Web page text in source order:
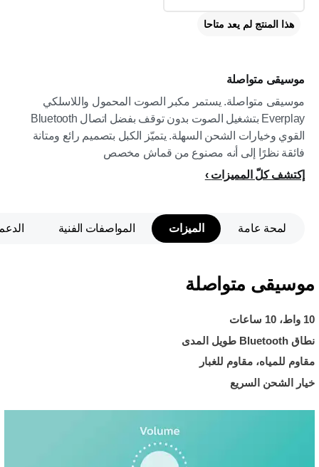
موسيقى متواصلة
موسيقى متواصلة. يستمر مكبر الصوت المحمول واللاسلكي
Everplay بتشغيل الصوت بدون توقف بفضل اتصال Bluetooth
القوي وخيارات الشحن السهلة. يتميّز الكبل بتصميم رائع ومتانة
فائقة نظرًا إلى أنه مصنوع من قماش مخصص
إكتشف كلّ المميزات
هذا المنتج لم يعد متاحا
لمحة عامة الميزات المواصفات الفنية
موسيقى متواصلة
10 واط، 10 ساعات
نطاق Bluetooth طويل المدى
مقاوم للمياه، مقاوم للغبار
خيار الشحن السريع